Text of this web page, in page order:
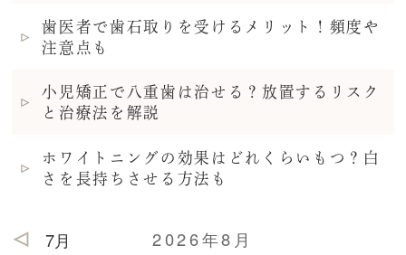
歯医者で歯石取りを受けるメリット！頻度や
注意点も
小児矯正で八重歯は治せる？放置するリスク
と治療法を解説
ホワイトニングの効果はどれくらいもつ？白
さを長持ちさせる方法も
2026年8月
7月